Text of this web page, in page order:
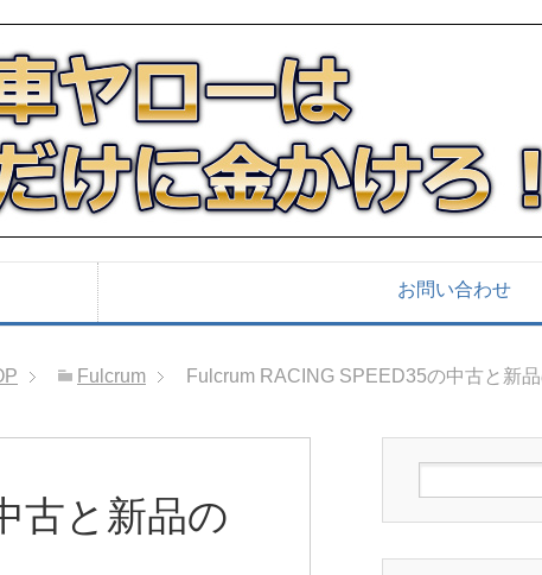
お問い合わせ
Fulcrum Fulcrum RACING SPEED35の中古と新
古と新品の